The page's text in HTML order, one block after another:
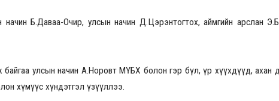
Б.Даваа-Очир, улсын начин Д.Цэрэнтогтох, аймгийн арслан
улсын начин А.Норовт МҮБХ болон гэр бүл, үр хүүхдүүд, ахан
хүмүүс хүндэтгэл үзүүллээ.